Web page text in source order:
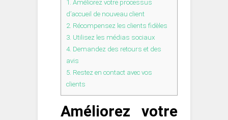
1. Améliorez votre processus
d’accueil de nouveau client
2. Récompensez les clients fidèles
3. Utilisez les médias sociaux
4. Demandez des retours et des
avis
5. Restez en contact avec vos
clients
Améliorez votre